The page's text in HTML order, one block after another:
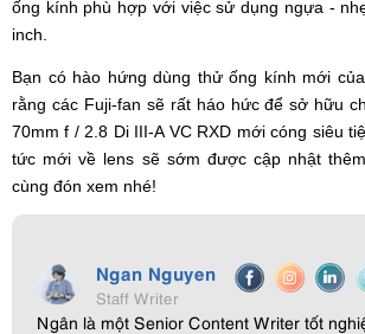
ống kính phù hợp với việc sử dụng ngựa -
inch.
Bạn có hào hứng dùng thử ống kính mới
rằng các Fuji-fan sẽ rất háo hức để sở hữu
70mm f / 2.8 Di III-A VC RXD mới cóng siêu
tức mới về lens sẽ sớm được cập nhật
cùng đón xem nhé!
Ngan Nguyen
Staff Writer
Ngân là một Senior Content Writer tốt